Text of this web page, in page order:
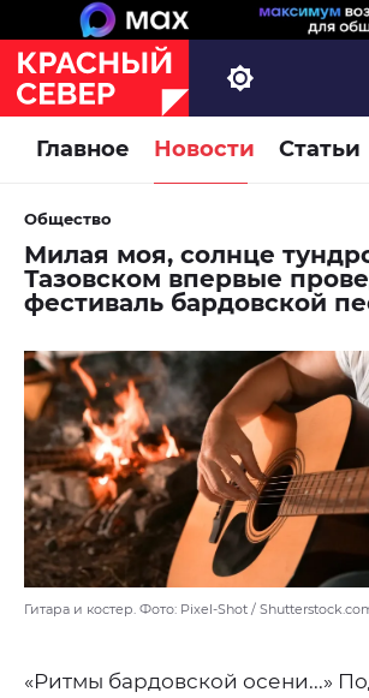
Главное Новости Статьи
Общество
Милая моя, солнце
Тазовском впервые
фестиваль бардовской
Гитара и костер. Фото: Pixel-Shot /
«Ритмы бардовской осени...»